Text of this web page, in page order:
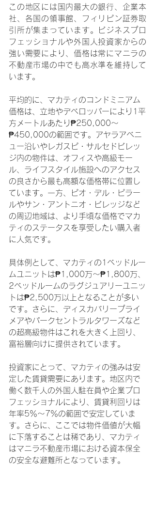
この地区には国内最大の銀行、企業本
社、各国の領事館、フィリピン証券取
引所が集まっています。ビジネスプロ
フェッショナルや外国人投資家からの
強い需要により、価格は常にマニラの
不動産市場の中でも高水準を維持して
います。
平均的に、マカティのコンドミニアム
価格は、立地やデベロッパーにより1平
方メートルあたり₱250,000～
₱450,000の範囲です。アヤラアベニ
ュー沿いやレガスピ・サルセドビレッ
ジ内の物件は、オフィスや高級モー
ル、ライフスタイル施設へのアクセス
の良さから最も高額な価格帯に位置し
ています。一方、ピオ・デル・ピラー
ルやサン・アントニオ・ビレッジなど
の周辺地域は、より手頃な価格でマカ
ティのステータスを享受したい購入者
に人気です。
具体例として、マカティの1ベッドルー
ムユニットは₱1,000万～₱1,800万、
2ベッドルームのラグジュアリーユニッ
トは₱2,500万以上となることが多い
です。さらに、ディスカバリープライ
メアやパークセントラルタワーズなど
の超高級物件はこれを大きく上回り、
富裕層向けに提供されています。
投資家にとって、マカティの強みは安
定した賃貸需要にあります。地区内で
働く数千人の外国人駐在員や企業プロ
フェッショナルにより、賃貸利回りは
年率5％～7％の範囲で安定していま
す。さらに、ここでは物件価値が大幅
に下落することは稀であり、マカティ
はマニラ不動産市場における資本保全
の安全な避難所となっています。